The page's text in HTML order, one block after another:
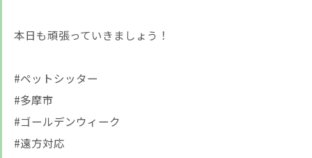
本日も頑張っていきましょう！
#ペットシッター
#多摩市
#ゴールデンウィーク
#遠方対応